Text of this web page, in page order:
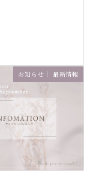
お知らせ｜ 最新情報